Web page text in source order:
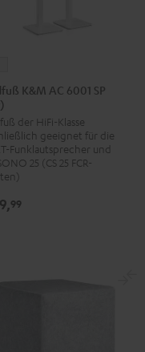
K&M
6001
SP
(Paar)
Weiß
K&M AC 6001 SP
der HiFi-Klasse
geeignet für die
Funklautsprecher und
25 (CS 25 FCR-
99